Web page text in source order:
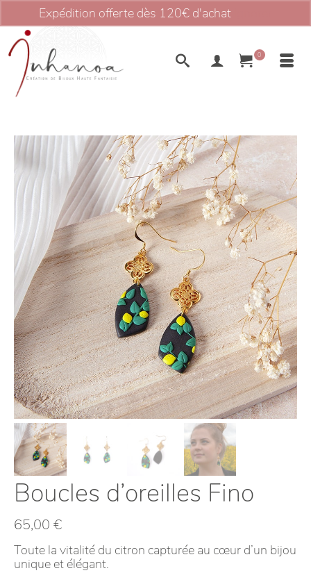
Expédition offerte dès 120€ d'achat
0
Boucles d’oreilles Fino
65,00 €
Toute la vitalité du citron capturée au cœur d’un bijou
unique et élégant.